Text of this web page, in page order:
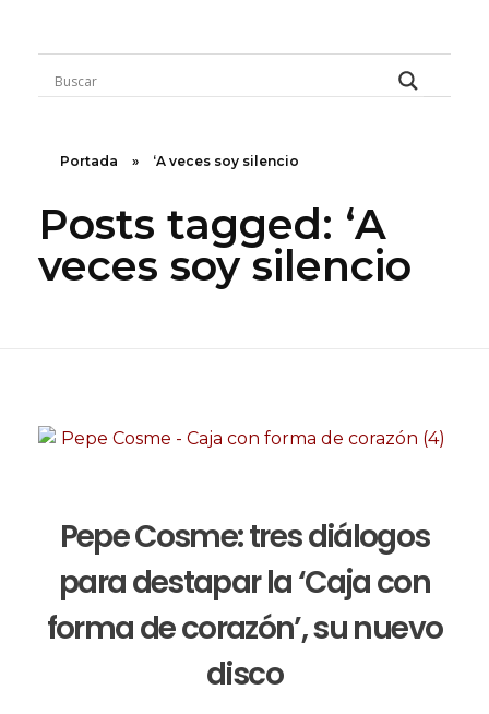
Rugidos Disidentes
Bogotá - Colombia | ISSN 2619-5569
Portada » ‘A veces soy silencio
Posts tagged: ‘A
veces soy silencio
Pepe Cosme: tres diálogos
para destapar la ‘Caja con
forma de corazón’, su nuevo
disco